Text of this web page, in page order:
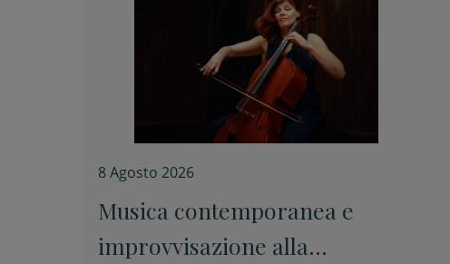
8 Agosto 2026
Musica contemporanea e
improvvisazione alla